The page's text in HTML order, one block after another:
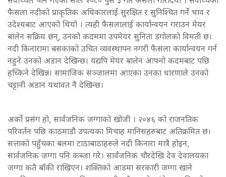
फैसला नदीको प्राकृतिक अधिकारलाई सुरक्षित र सुनिश्चित गर्ने भाव र
उदेश्यबाट आएको थियो । त्यही फैसलालाई कार्यान्वयन गराउन मेयर
बालेन सक्रिय छन्, उनको कदममा उपमेयर सुनिता डंगोलको विमती छ।
नदी किनारामा बसकाको उचित व्यवस्थापन नगरी फैसला कार्यान्वयन गर्न
नहुने उनको अडान देखिन्छ। यद्यपि मेयर बालेन आफ्नो कदमबाट पछि
हच्किने देखिन्न। सामाजिक सञ्जालमा आएका उनका धारणाले उनको
चट्टानी अडान यथावत नै देखिन्छ।
अर्को प्रसंग हो, सार्वजनिक जग्गाको खोजी । २०४६ को राजनतिक
परिवर्तन पछि काठमाडौ उपत्यका मिचाह मानिसहरुबाट अतिक्रमित छ।
सत्ताको पहुँचका बलमा टाठाबाठाहरुले नदी किनारा मात्रै होइन,
सार्वजनिक जग्गा पनि कब्जा गरे। सार्वंजनिक चौरदेखि देव देवालयका
जग्गा कतै बाँकी राखिएन। शक्तिको आडमा सरकारी जग्गा खाने